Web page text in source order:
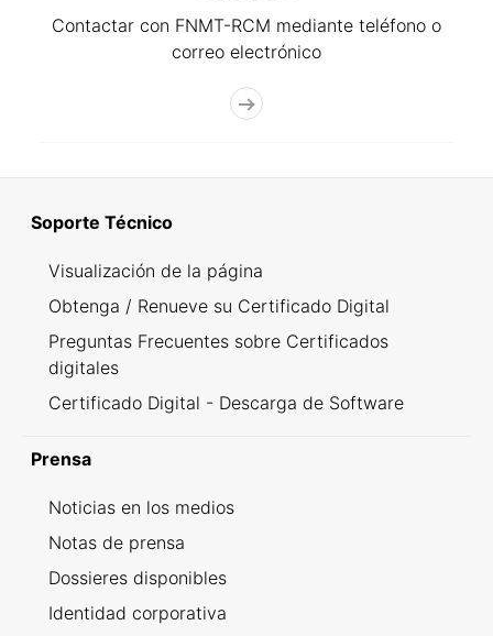
Contactar con FNMT-RCM mediante teléfono o
correo electrónico
Soporte Técnico
Visualización de la página
Obtenga / Renueve su Certificado Digital
Preguntas Frecuentes sobre Certificados
digitales
Certificado Digital - Descarga de Software
Prensa
Noticias en los medios
Notas de prensa
Dossieres disponibles
Identidad corporativa